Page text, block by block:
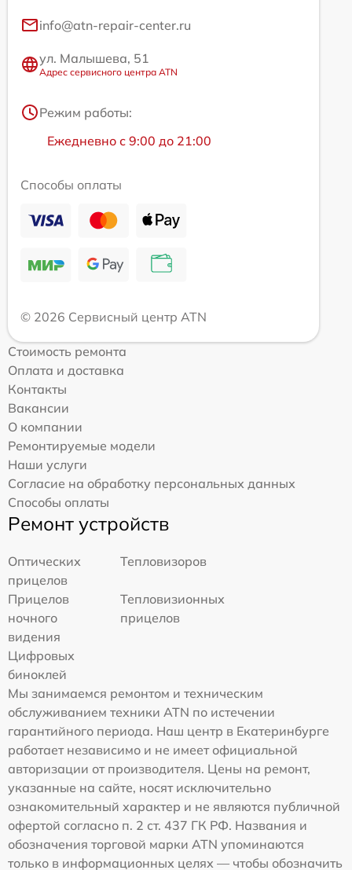
info@atn-repair-center.ru
ул. Малышева, 51
Адрес сервисного центра ATN
Режим работы:
Ежедневно с 9:00 до 21:00
Способы оплаты
© 2026 Сервисный центр ATN
Стоимость ремонта
Оплата и доставка
Контакты
Вакансии
О компании
Ремонтируемые модели
Наши услуги
Согласие на обработку персональных данных
Способы оплаты
Ремонт устройств
Оптических
прицелов
Тепловизоров
Прицелов
ночного
видения
Тепловизионных
прицелов
Цифровых
биноклей
Мы занимаемся ремонтом и техническим
обслуживанием техники ATN по истечении
гарантийного периода. Наш центр в Екатеринбурге
работает независимо и не имеет официальной
авторизации от производителя. Цены на ремонт,
указанные на сайте, носят исключительно
ознакомительный характер и не являются публичной
офертой согласно п. 2 ст. 437 ГК РФ. Названия и
обозначения торговой марки ATN упоминаются
только в информационных целях — чтобы обозначить